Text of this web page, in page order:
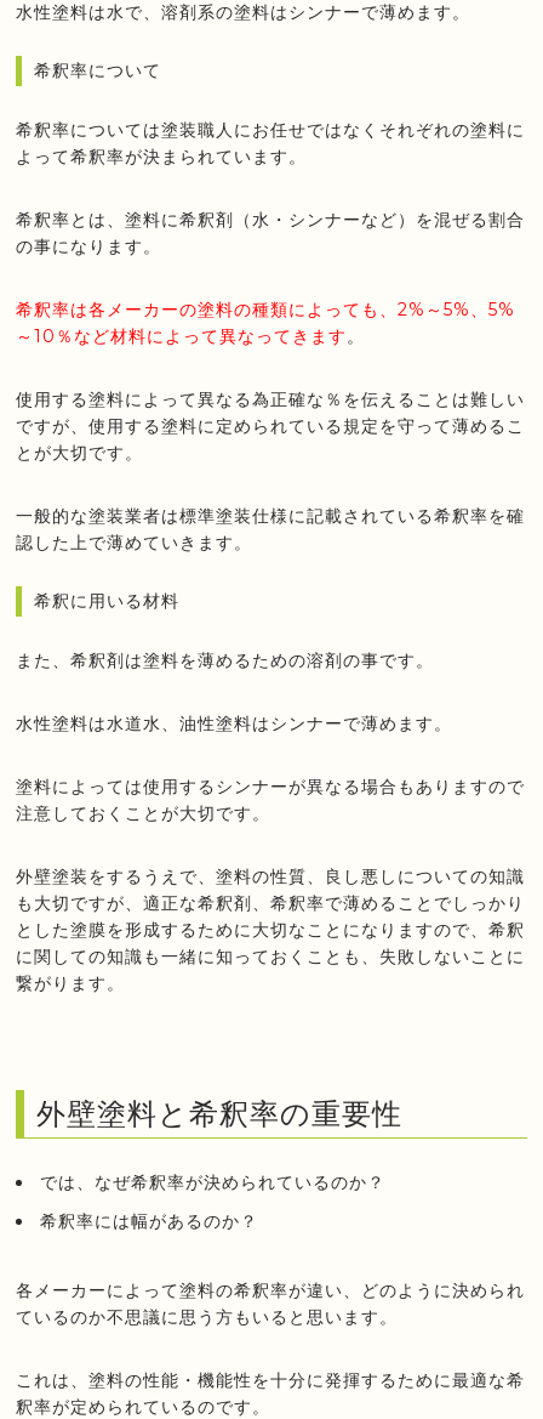
水性塗料は水で、溶剤系の塗料はシンナーで薄めます。
希釈率について
希釈率については塗装職人にお任せではなくそれぞれの塗料に
よって希釈率が決まられています。
希釈率とは、塗料に希釈剤（水・シンナーなど）を混ぜる割合
の事になります。
希釈率は各メーカーの塗料の種類によっても、2%～5%、5%
～10％など材料によって異なってきます。
使用する塗料によって異なる為正確な％を伝えることは難しい
ですが、使用する塗料に定められている規定を守って薄めるこ
とが大切です。
一般的な塗装業者は標準塗装仕様に記載されている希釈率を確
認した上で薄めていきます。
希釈に用いる材料
また、希釈剤は塗料を薄めるための溶剤の事です。
水性塗料は水道水、油性塗料はシンナーで薄めます。
塗料によっては使用するシンナーが異なる場合もありますので
注意しておくことが大切です。
外壁塗装をするうえで、塗料の性質、良し悪しについての知識
も大切ですが、適正な希釈剤、希釈率で薄めることでしっかり
とした塗膜を形成するために大切なことになりますので、希釈
に関しての知識も一緒に知っておくことも、失敗しないことに
繋がります。
外壁塗料と希釈率の重要性
では、なぜ希釈率が決められているのか？
希釈率には幅があるのか？
各メーカーによって塗料の希釈率が違い、どのように決められ
ているのか不思議に思う方もいると思います。
これは、塗料の性能・機能性を十分に発揮するために最適な希
釈率が定められているのです。